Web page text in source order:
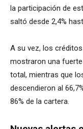
la participación de
saltó desde 2,4%
A su vez, los
mostraron una fuerte
total, mientras que
descendieron al
86% de la cartera.